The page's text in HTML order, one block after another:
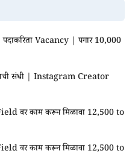
Vacancy | पगार 10,000
संधी | Instagram Creator
Field वर काम करून मिळावा 12,500 to
Field वर काम करून मिळावा 12,500 to